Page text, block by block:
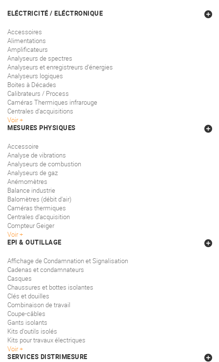
ELÉCTRICITÉ / ELÉCTRONIQUE
Accessoires
Alimentations
Amplificateurs
Analyseurs de spectres
Analyseurs et enregistreurs d'énergies
Analyseurs logiques
Boites à Décades
Calibrateurs / Process
Caméras Thermiques infrarouge
Centrales d'acquisitions
Voir
MESURES PHYSIQUES
Accessoire
Analyse de vibrations
Analyseurs de combustion
Analyseurs de gaz
Anémomètres
Balance industrie
Balomètres (débit d'air)
Caméras thermiques
Centrales d'acquisition
Compteur Geiger
Voir
EPI & OUTILLAGE
Affichage de Condamnation et Signalisation
Cadenas et condamnateurs
Casques
Chaussures et bottes isolantes
Clés et douilles
Combinaison de travail
Coupe-câbles
Gants isolants
Kits d'outils isolés
Kits pour travaux électriques
Voir
SERVICES DISTRIMESURE